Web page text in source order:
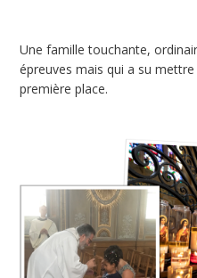
Une famille touchante,
épreuves mais qui a su
première place.